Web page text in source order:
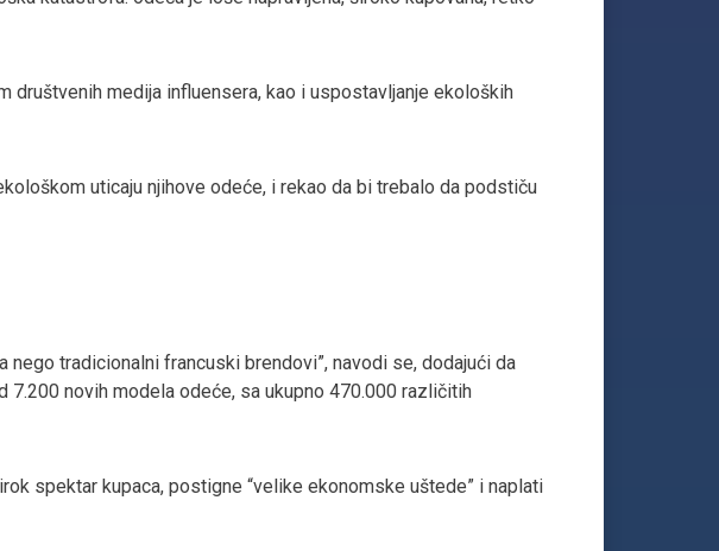
društvenih medija influensera, kao i uspostavljanje ekoloških
uticaju njihove odeće, i rekao da bi trebalo da podstiču
nego tradicionalni francuski brendovi”, navodi se, dodajući da
7.200 novih modela odeće, sa ukupno 470.000 različitih
spektar kupaca, postigne “velike ekonomske uštede” i naplati